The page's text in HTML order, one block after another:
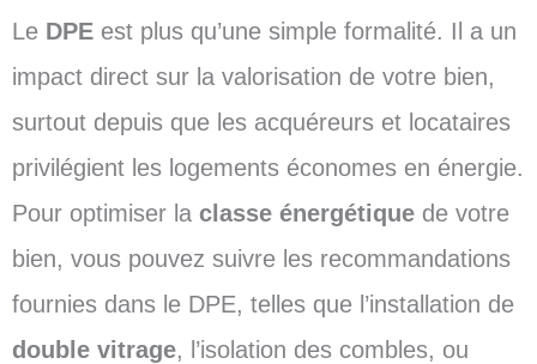
Le DPE est plus qu’une simple formalité. Il a un
impact direct sur la valorisation de votre bien,
surtout depuis que les acquéreurs et locataires
privilégient les logements économes en énergie.
Pour optimiser la classe énergétique de votre
bien, vous pouvez suivre les recommandations
fournies dans le DPE, telles que l’installation de
double vitrage, l’isolation des combles, ou